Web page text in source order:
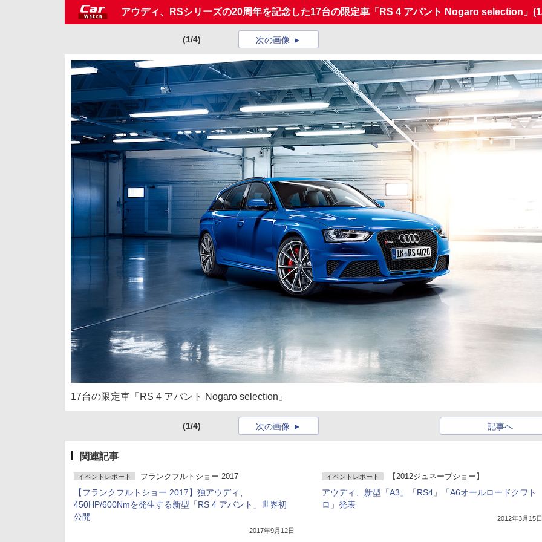
アウディ、RSシリーズの20周年を記念した17台の限定車「RS 4 アバント Nogaro selection」
(1/4) 次の画像
17台の限定車「RS 4 アバント Nogaro selection」
(1/4) 記事へ
次の画像
関連記事
イベントレポート フランクフルトショー 2017
【フランクフルトショー 2017】独アウディ、
450HP/600Nmを発生する新型「RS 4 アバント」世界初
公開
2017年9月12日
イベントレポート 【2012ジュネーブショー】
アウディ、新型「A3」「RS4」「A6オールロードクワト
ロ」発表
2012年3月15日